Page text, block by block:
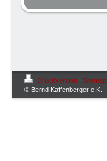
Druckversion
Sitemap
© Bernd Kaffenberger e.K.